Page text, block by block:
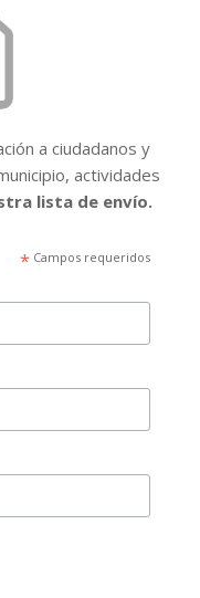
a ciudadanos y
actividades
lista de envío.
*Campos requeridos